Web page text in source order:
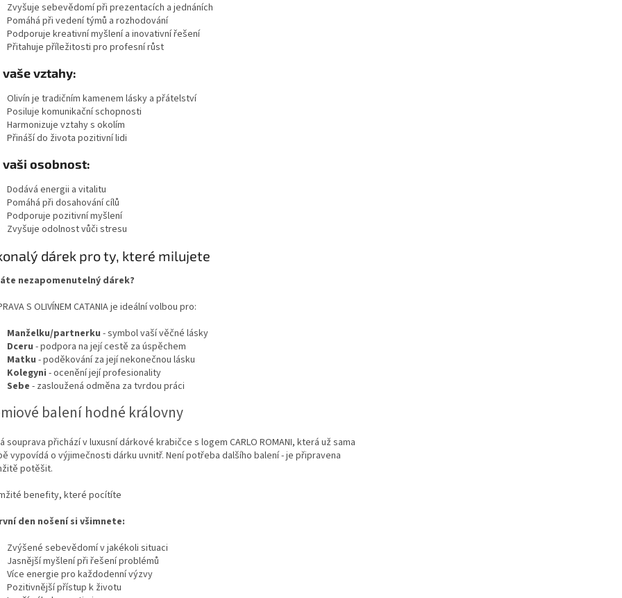
Zvyšuje sebevědomí při prezentacích a jednáních
Pomáhá při vedení týmů a rozhodování
Podporuje kreativní myšlení a inovativní řešení
Přitahuje příležitosti pro profesní růst
vaše vztahy:
Olivín je tradičním kamenem lásky a přátelství
Posiluje komunikační schopnosti
Harmonizuje vztahy s okolím
Přináší do života pozitivní lidi
vaši osobnost:
Dodává energii a vitalitu
Pomáhá při dosahování cílů
Podporuje pozitivní myšlení
Zvyšuje odolnost vůči stresu
dárek pro ty, které milujete
nezapomenutelný dárek?
S OLIVÍNEM CATANIA je ideální volbou pro:
Manželku/partnerku - symbol vaší věčné lásky
Dceru - podpora na její cestě za úspěchem
Matku - poděkování za její nekonečnou lásku
Kolegyni - ocenění její profesionality
Sebe - zasloužená odměna za tvrdou práci
balení hodné královny
souprava přichází v luxusní dárkové krabičce s logem CARLO ROMANI, která už sama
vypovídá o výjimečnosti dárku uvnitř. Není potřeba dalšího balení - je připravena
potěšit.
benefity, které pocítíte
den nošení si všimnete:
Zvýšené sebevědomí v jakékoli situaci
Jasnější myšlení při řešení problémů
Více energie pro každodenní výzvy
Pozitivnější přístup k životu